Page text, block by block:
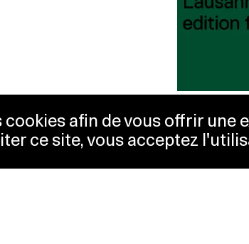
cookies afin de vous offrir une
ce site, vous acceptez